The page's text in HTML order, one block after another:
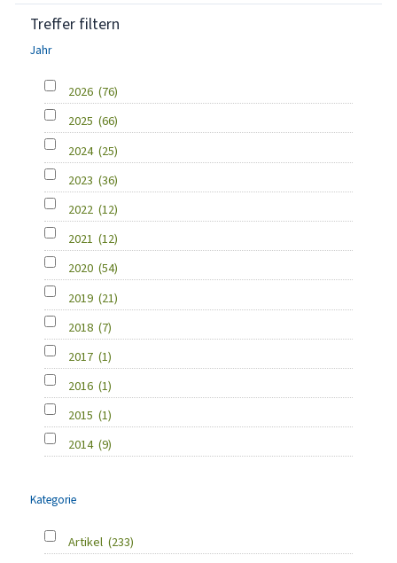
Treffer filtern
Jahr
2026 (76)
2025 (66)
2024 (25)
2023 (36)
2022 (12)
2021 (12)
2020 (54)
2019 (21)
2018 (7)
2017 (1)
2016 (1)
2015 (1)
2014 (9)
Kategorie
Artikel (233)